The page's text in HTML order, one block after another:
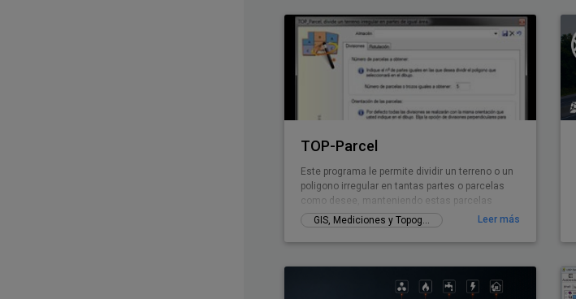
TOP-Parcel
Este programa le permite dividir un terreno o un
poligono irregular en tantas partes o parcelas
como desee, manteniendo estas parcelas
siempre el mismo área. El poligono irregular
puede tener cualquier forma pudiendo incluso
tener tramos o lados curvos. Se puede
rotular cada una de las partes o parcelas
GIS, Mediciones y Topografía Leer más